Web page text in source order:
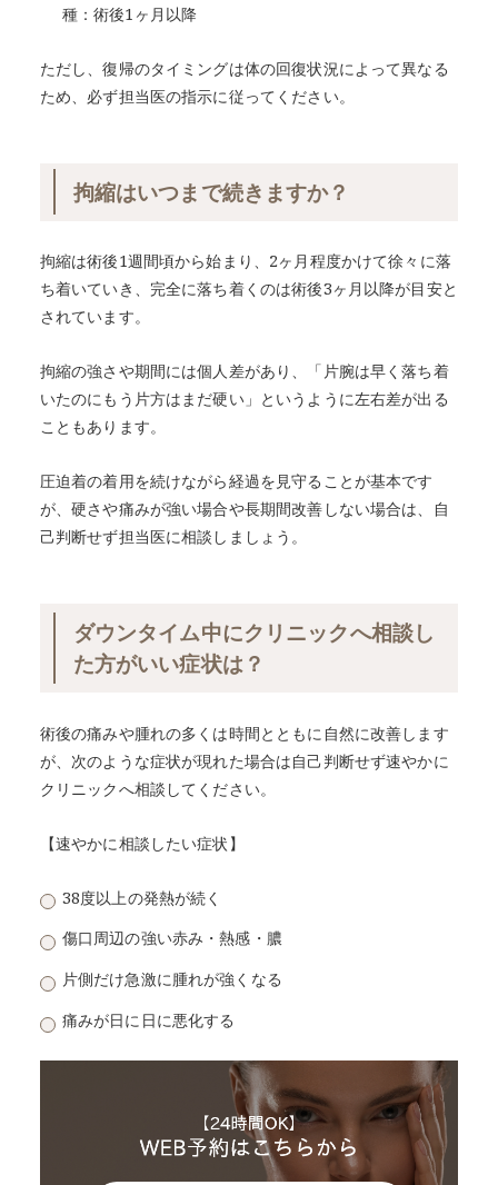
種：術後1ヶ月以降
ただし、復帰のタイミングは体の回復状況によって異なる
ため、必ず担当医の指示に従ってください。
拘縮はいつまで続きますか？
拘縮は術後1週間頃から始まり、2ヶ月程度かけて徐々に落
ち着いていき、完全に落ち着くのは術後3ヶ月以降が目安と
されています。
拘縮の強さや期間には個人差があり、「片腕は早く落ち着
いたのにもう片方はまだ硬い」というように左右差が出る
こともあります。
圧迫着の着用を続けながら経過を見守ることが基本です
が、硬さや痛みが強い場合や長期間改善しない場合は、自
己判断せず担当医に相談しましょう。
ダウンタイム中にクリニックへ相談し
た方がいい症状は？
術後の痛みや腫れの多くは時間とともに自然に改善します
が、次のような症状が現れた場合は自己判断せず速やかに
クリニックへ相談してください。
【速やかに相談したい症状】
38度以上の発熱が続く
傷口周辺の強い赤み・熱感・膿
片側だけ急激に腫れが強くなる
痛みが日に日に悪化する